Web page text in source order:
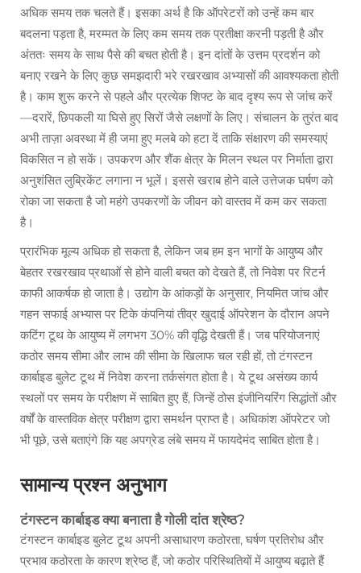
अधिक समय तक चलते हैं। इसका अर्थ है कि ऑपरेटरों को उन्हें कम बार
बदलना पड़ता है, मरम्मत के लिए कम समय तक प्रतीक्षा करनी पड़ती है और
अंततः समय के साथ पैसे की बचत होती है। इन दांतों के उत्तम प्रदर्शन को
बनाए रखने के लिए कुछ समझदारी भरे रखरखाव अभ्यासों की आवश्यकता होती
है। काम शुरू करने से पहले और प्रत्येक शिफ्ट के बाद दृश्य रूप से जांच करें
—दरारें, छिपकली या घिसे हुए सिरों जैसे लक्षणों के लिए। संचालन के तुरंत बाद
अभी ताज़ा अवस्था में ही जमा हुए मलबे को हटा दें ताकि संक्षारण की समस्याएं
विकसित न हो सकें। उपकरण और शैंक क्षेत्र के मिलन स्थल पर निर्माता द्वारा
अनुशंसित लुब्रिकेंट लगाना न भूलें। इससे खराब होने वाले उत्तेजक घर्षण को
रोका जा सकता है जो महंगे उपकरणों के जीवन को वास्तव में कम कर सकता
है।
प्रारंभिक मूल्य अधिक हो सकता है, लेकिन जब हम इन भागों के आयुष्य और
बेहतर रखरखाव प्रथाओं से होने वाली बचत को देखते हैं, तो निवेश पर रिटर्न
काफी आकर्षक हो जाता है। उद्योग के आंकड़ों के अनुसार, नियमित जांच और
गहन सफाई अभ्यास पर टिके कंपनियां तीव्र खुदाई ऑपरेशन के दौरान अपने
कटिंग टूथ के आयुष्य में लगभग 30% की वृद्धि देखती हैं। जब परियोजनाएं
कठोर समय सीमा और लाभ की सीमा के खिलाफ चल रही हों, तो टंगस्टन
कार्बाइड बुलेट टूथ में निवेश करना तर्कसंगत होता है। ये टूथ असंख्य कार्य
स्थलों पर समय के परीक्षण में साबित हुए हैं, जिन्हें ठोस इंजीनियरिंग सिद्धांतों और
वर्षों के वास्तविक क्षेत्र परीक्षण द्वारा समर्थन प्राप्त है। अधिकांश ऑपरेटर जो
भी पूछे, उसे बताएंगे कि यह अपग्रेड लंबे समय में फायदेमंद साबित होता है।
सामान्य प्रश्न अनुभाग
टंगस्टन कार्बाइड क्या बनाता हैगोली दांतश्रेष्ठ?
टंगस्टन कार्बाइड बुलेट टूथ अपनी असाधारण कठोरता, घर्षण प्रतिरोध और
प्रभाव कठोरता के कारण श्रेष्ठ हैं, जो कठोर परिस्थितियों में आयुष्य बढ़ाते हैं